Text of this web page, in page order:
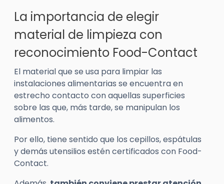
La importancia de elegir
material de limpieza con
reconocimiento Food-Contact
El material que se usa para limpiar las
instalaciones alimentarias se encuentra en
estrecho contacto con aquellas superficies
sobre las que, más tarde, se manipulan los
alimentos.
Por ello, tiene sentido que los cepillos, espátulas
y demás utensilios estén certificados con Food-
Contact.